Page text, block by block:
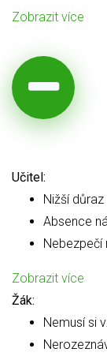
Zobrazit více
Učitel:
Nižší
Absence
Nebezpečí
Zobrazit více
Žák:
Nemusí si